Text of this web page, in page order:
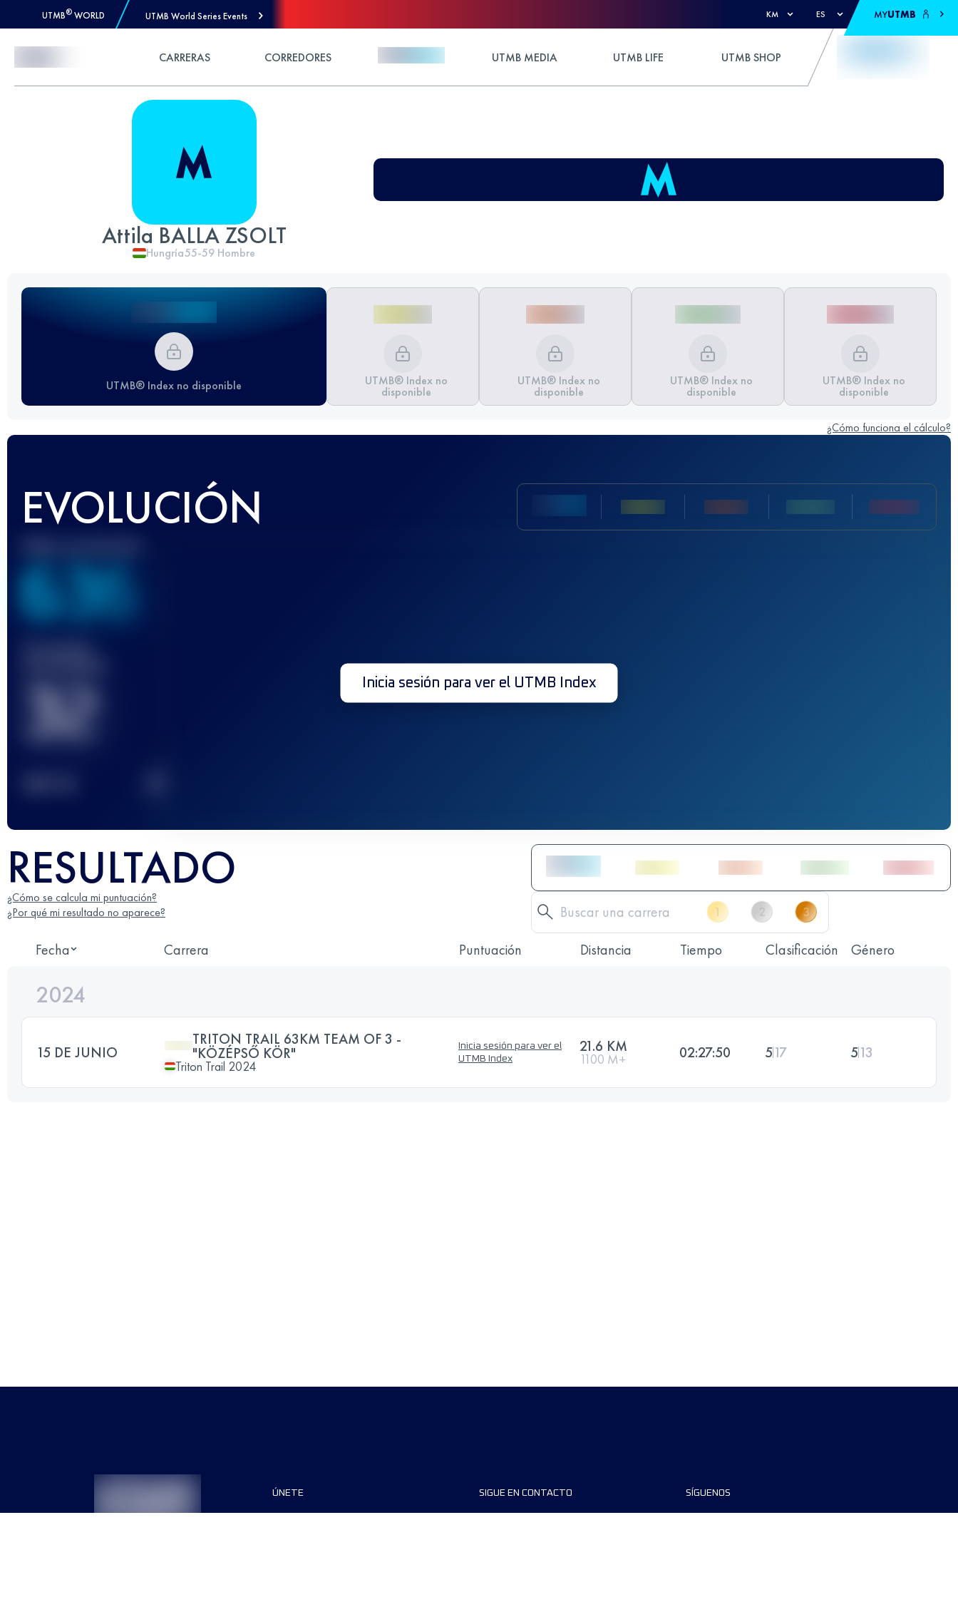
UTMB® WORLD UTMB World Series Events KM ES MYUTMB
CARRERAS CORREDORES UTMB MEDIA UTMB LIFE UTMB SHOP
Attila BALLA ZSOLT
Hungría55-59 Hombre
UTMB® Index no disponible UTMB® Index no
disponible
UTMB® Index no
disponible
UTMB® Index no
disponible
UTMB® Index no
disponible
¿Cómo funciona el cálculo?
EVOLUCIÓN
636
32 Inicia sesión para ver el UTMB Index
RESULTADO
¿Cómo se calcula mi puntuación?
¿Por qué mi resultado no aparece?
Fecha Carrera Puntuación Distancia Tiempo Clasificación Género
2024
15 DE JUNIO
TRITON TRAIL 63KM TEAM OF 3 -
"KÖZÉPSŐ KÖR"
Triton Trail 2024
Inicia sesión para ver el
UTMB Index
21.6 KM
1100 M+ 02:27:50 517 513
ÚNETE SIGUE EN CONTACTO SÍGUENOS